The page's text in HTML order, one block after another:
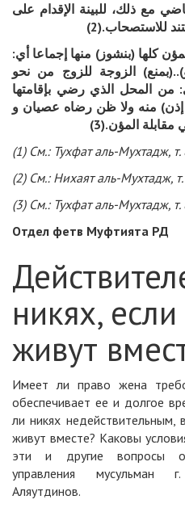
مع ذلك، للبينة الإقدام على
للاستصحاب.(2)
كلها (بنشوز) منها إجماعا أي:
الزوجة للزوج من نحو
من المحل الذي رضي بإقامتها
إذن) منه ولا ظن رضاه عصيان و
المؤن.(3)
(1) См.: Тухфат аль-Мухтадж,
(2) См.: Нихаят аль-Мухтадж, т.
(3) См.: Тухфат аль-Мухтадж,
Отдел фетв Муфтията РД
никях,
живут
Имеет ли право жена
обеспечивает ее и долгое
ли никях
живут вместе? Каковы
эти и другие вопросы
управления мусульман
Аляутдинов.